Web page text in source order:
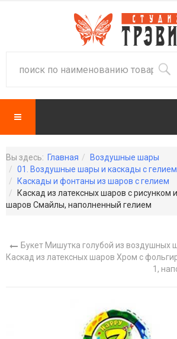
Вы здесь: Главная
Воздушные шары
01. Воздушные шары и каскады с гелием
Каскады и фонтаны из шаров с гелием
Каскад из латексных шаров с рисунком
шаров Смайлы, наполненный гелием
Букет Мишутка голубой из воздушных
Каскад из латексных шаров Хром с
1,